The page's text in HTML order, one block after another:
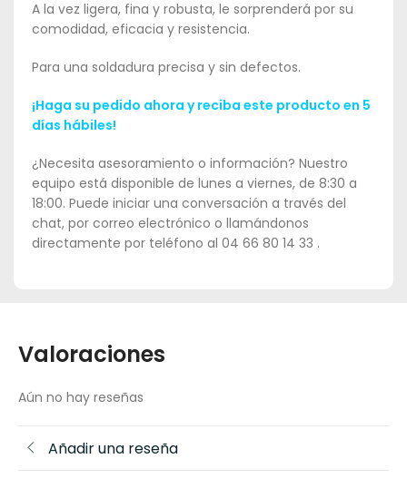
A la vez ligera, fina y robusta, le sorprenderá por su
comodidad, eficacia y resistencia.
Para una soldadura precisa y sin defectos.
¡Haga su pedido ahora y reciba este producto en 5
días hábiles!
¿Necesita asesoramiento o información? Nuestro
equipo está disponible de lunes a viernes, de 8:30 a
18:00. Puede iniciar una conversación a través del
chat, por correo electrónico o llamándonos
directamente por teléfono al 04 66 80 14 33 .
Valoraciones
Aún no hay reseñas
Añadir una reseña